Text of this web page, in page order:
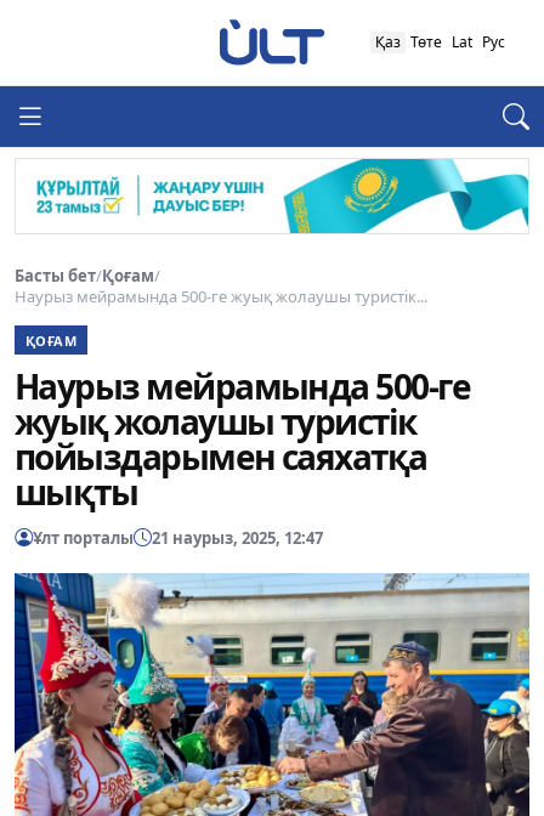
Қаз Төте Lat Рус
Басты бет/Қоғам/
Наурыз мейрамында 500-ге жуық жолаушы туристік...
ҚОҒАМ
Наурыз мейрамында 500-ге
жуық жолаушы туристік
пойыздарымен саяхатқа
шықты
Ұлт порталы 21 наурыз, 2025, 12:47